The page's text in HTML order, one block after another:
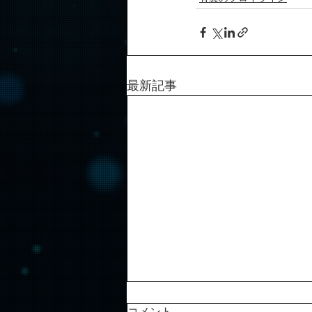
最新記事
『有翼のフロイライン Wing